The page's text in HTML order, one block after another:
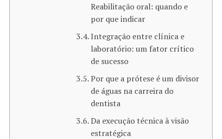
Reabilitação oral: quando e
por que indicar
Integração entre clínica e
laboratório: um fator crítico
de sucesso
Por que a prótese é um divisor
de águas na carreira do
dentista
Da execução técnica à visão
estratégica